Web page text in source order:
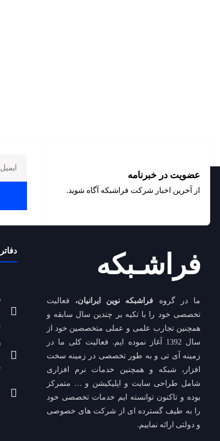
عضویت در خبرنامه
از آخرین اخبار شرکت فراشبکه آگاه شوید.
فراشـبکه
ما در گروه فراشبکه نوین ایرانیان، فعالیت
تخصصی خود را با تکیه بر چندین سال سابقه و
همچنین تجارب علمی و عملی متخصصین خود از
سال 1392 آغاز نموده ایم. فعالیت کلی ما در
زمینه آی تی و به طور تخصصی در زمینه سخت
افزار، شبکه و همچنین خدمات نرم افزاری
شامل طراحی سایت و اپلیکیشن و … متمرکز
بوده و تاکنون توانسته ایم خدمات تخصصی خود
را به طیف گسترده ای از شرکت های خصوصی
و دولتی ارائه نماییم.